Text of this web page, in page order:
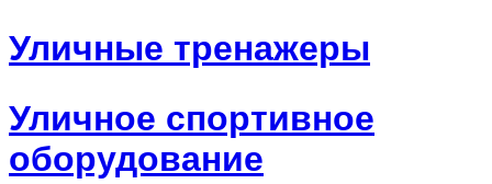
Уличные тренажеры
Уличное спортивное
оборудование